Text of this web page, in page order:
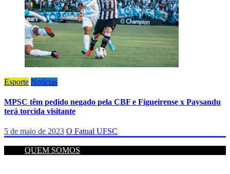
Esporte Notícias
MPSC têm pedido negado pela CBF e Figueirense x Paysandu
terá torcida visitante
5 de maio de 2023 O Fatual UFSC
QUEM SOMOS